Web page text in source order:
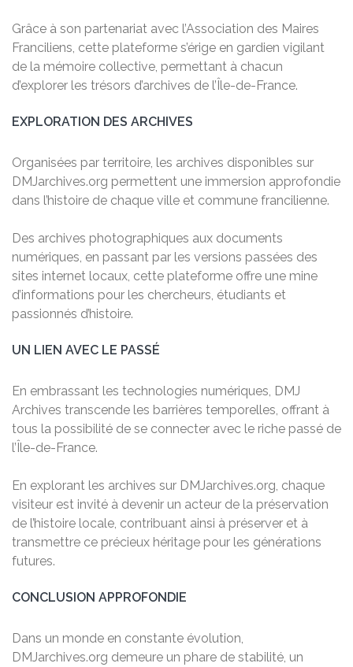
Grâce à son partenariat avec l’Association des Maires
Franciliens, cette plateforme s’érige en gardien vigilant
de la mémoire collective, permettant à chacun
d’explorer les trésors d’archives de l’Île-de-France.
EXPLORATION DES ARCHIVES
Organisées par territoire, les archives disponibles sur
DMJarchives.org permettent une immersion approfondie
dans l’histoire de chaque ville et commune francilienne.
Des archives photographiques aux documents
numériques, en passant par les versions passées des
sites internet locaux, cette plateforme offre une mine
d’informations pour les chercheurs, étudiants et
passionnés d’histoire.
UN LIEN AVEC LE PASSÉ
En embrassant les technologies numériques, DMJ
Archives transcende les barrières temporelles, offrant à
tous la possibilité de se connecter avec le riche passé de
l’Île-de-France.
En explorant les archives sur DMJarchives.org, chaque
visiteur est invité à devenir un acteur de la préservation
de l’histoire locale, contribuant ainsi à préserver et à
transmettre ce précieux héritage pour les générations
futures.
CONCLUSION APPROFONDIE
Dans un monde en constante évolution,
DMJarchives.org demeure un phare de stabilité, un